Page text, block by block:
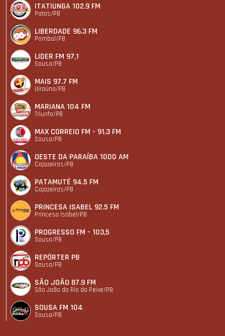
ITATIUNGA 102.9 FM
Patos/PB
LIBERDADE 96.3 FM
Pombal/PB
LIDER FM 97,1
Sousa/PB
MAIS 97.7 FM
Uiraúna/PB
MARIANA 104 FM
Triunfo/PB
MAX CORREIO FM - 91.3 FM
Sousa/PB
OESTE DA PARAÍBA 1000 AM
Cajazeiras/PB
PATAMUTÉ 94.5 FM
Cajazeiras/PB
PRINCESA ISABEL 92.5 FM
Princesa Isabel/PB
PROGRESSO FM - 103,5
Sousa/PB
REPÓRTER PB
Sousa/PB
SÃO JOÃO 87.9 FM
São João do Rio do Peixe/PB
SOUSA FM 104
Sousa/PB